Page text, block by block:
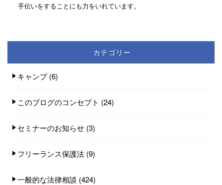
手伝いをすることにも力をいれています。
カテゴリー
キャンプ(6)
このブログのコンセプト (24)
セミナーのお知らせ (3)
フリーランス保護法 (9)
一般的な法律相談 (424)